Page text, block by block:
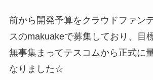
前から開発予算をクラウドファン
スのmakuakeで募集しており、目
無事集まってテスコムから正式に
なりました☆